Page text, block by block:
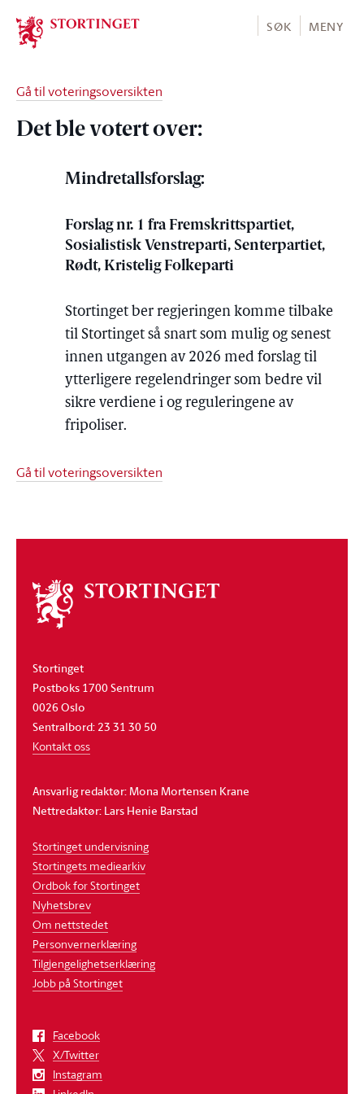
Stortinget.no
SØK MENY
Gå til voteringsoversikten
Det ble votert over:
Mindretallsforslag:
Forslag nr. 1 fra Fremskrittspartiet,
Sosialistisk Venstreparti, Senterpartiet,
Rødt, Kristelig Folkeparti
Stortinget ber regjeringen komme tilbake
til Stortinget så snart som mulig og senest
innen utgangen av 2026 med forslag til
ytterligere regelendringer som bedre vil
sikre verdiene i og reguleringene av
fripoliser.
Gå til voteringsoversikten
Om
stortinget
Stortinget
Postboks 1700 Sentrum
0026 Oslo
Sentralbord: 23 31 30 50
Kontakt oss
Ansvarlig redaktør: Mona Mortensen Krane
Nettredaktør: Lars Henie Barstad
Stortinget undervisning
Stortingets mediearkiv
Ordbok for Stortinget
Nyhetsbrev
Om nettstedet
Personvernerklæring
Tilgjengelighetserklæring
Jobb på Stortinget
Facebook
X/Twitter
Instagram